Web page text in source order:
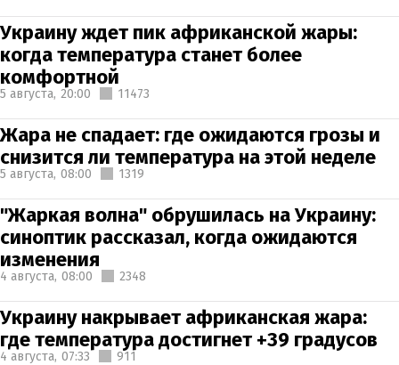
Украину ждет пик африканской жары:
когда температура станет более
комфортной
5 августа, 20:00 11473
Жара не спадает: где ожидаются грозы и
снизится ли температура на этой неделе
5 августа, 08:00 1319
"Жаркая волна" обрушилась на Украину:
синоптик рассказал, когда ожидаются
изменения
4 августа, 08:00 2348
Украину накрывает африканская жара:
где температура достигнет +39 градусов
4 августа, 07:33 911